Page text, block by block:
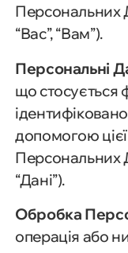
Персональних
“Вас”, “Вам”).
Персональні
що стосується
допомогою цієї
Персональних
“Дані”).
Обробка
операція або